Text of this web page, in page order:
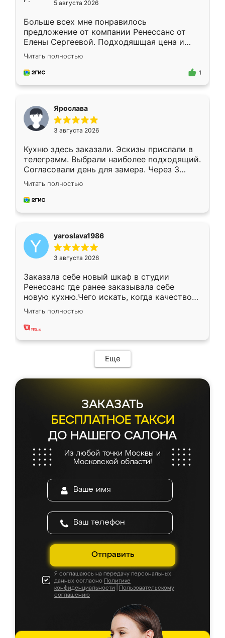
5 августа 2026
Больше всех мне понравилось
предложение от компании Ренессанс от
Елены Сергеевой. Подходяшщая цена и
короткие сроки изготовления. Приехавший
для замера сотрудник Владислав
предложил по моему эскизу самый
Читать полностью
1
Ярослава
3 августа 2026
Кухню здесь заказали. Эскизы прислали в
телеграмм. Выбрали наиболее подходящий.
Согласовали день для замера. Через 3
недели кухня была уже готова. Остались
довольны работой. Спасибо Ренессанс
мебель за качественную работу!
Читать полностью
yaroslava1986
3 августа 2026
Заказала себе новый шкаф в студии
Ренессанс где ранее заказывала себе
новую кухню.Чего искать, когда качеством
вполне довольна. Служит кухня уже почти
два года, нареканий нет.
Читать полностью
Еще
ЗАКАЗАТЬ
БЕСПЛАТНОЕ ТАКСИ
ДО НАШЕГО САЛОНА
Из любой точки Москвы и
Московской области!
Отправить
Я соглашаюсь на передачу персональных
данных согласно Политике
конфиденциальности
Пользовательскому
соглашению